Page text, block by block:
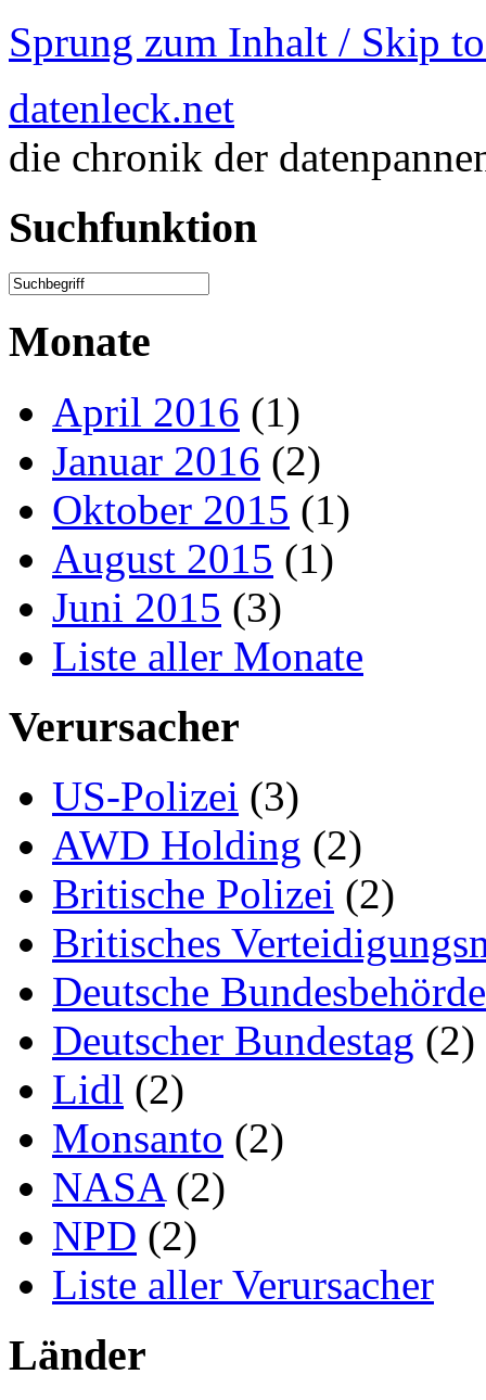
Sprung zum Inhalt / Skip
datenleck.net
die chronik der
Suchfunktion
Monate
April 2016 (1)
Januar 2016 (2)
Oktober 2015 (1)
August 2015 (1)
Juni 2015 (3)
Liste aller Monate
Verursacher
US-Polizei (3)
AWD Holding (2)
Britische Polizei (2)
Britisches
Deutsche
Deutscher Bundestag (2)
Lidl (2)
Monsanto (2)
NASA(2)
NPD (2)
Liste aller Verursacher
Länder